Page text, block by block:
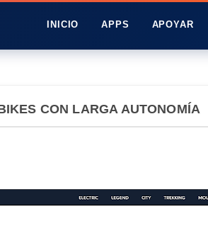
INICIO APPS APOYAR
CON LARGA AUTONOMÍA